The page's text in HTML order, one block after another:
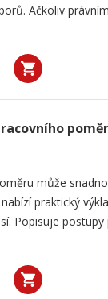
Ačkoliv
může
praktický
Popisuje postupy